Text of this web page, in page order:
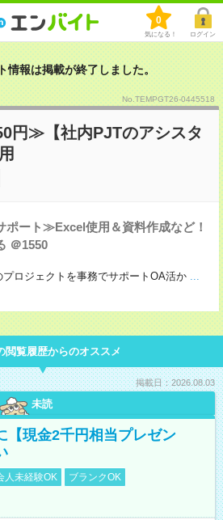
0
気になる！ ログイン
情報は掲載が終了しました。
No.TEMPGT26-0445518
円≫【社内PJTのアシスタ
ート≫Excel使用＆資料作成など！
＠1550
ロジェクトを事務でサポートOA活か ...
閲覧履歴からのオススメ
掲載日：2026.08.03
未読
【現金2千円相当プレゼン
人未経験OK
ブランクOK